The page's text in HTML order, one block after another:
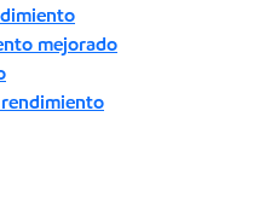
mejorado